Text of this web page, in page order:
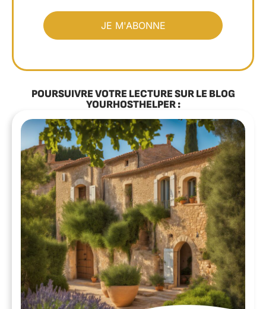
POURSUIVRE VOTRE LECTURE SUR LE BLOG
YOURHOSTHELPER :